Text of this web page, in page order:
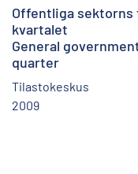
Offentliga sektorns
kvartalet
General
quarter
Tilastokeskus
2009